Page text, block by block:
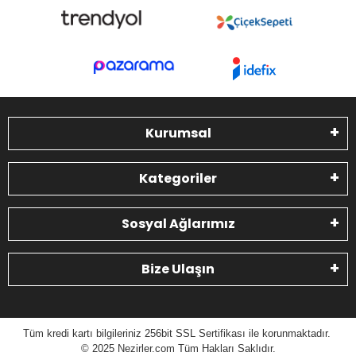
Kurumsal
Kategoriler
Sosyal Ağlarımız
Bize Ulaşın
Tüm kredi kartı bilgileriniz 256bit SSL Sertifikası ile korunmaktadır.
© 2025 Nezirler.com Tüm Hakları Saklıdır.